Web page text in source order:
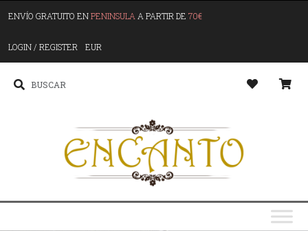
ENVÍO GRATUITO ENPENINSULA A PARTIR DE 70€
LOGIN / REGISTER EUR